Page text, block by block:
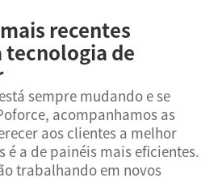
recentes
tecnologia de
sempre mudando e se
acompanhamos as
aos clientes a melhor
é a de painéis mais eficientes.
trabalhando em novos